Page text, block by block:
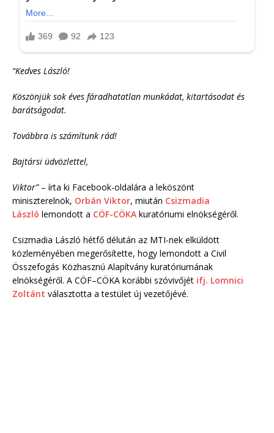
“Kedves László!
Köszönjük sok éves fáradhatatlan munkádat, kitartásodat és
barátságodat.
Továbbra is számítunk rád!
Bajtársi üdvözlettel,
Viktor”– írta ki Facebook-oldalára a leköszönt
miniszterelnök, Orbán Viktor, miután Csizmadia
László lemondott a CÖF-CÖKA kuratóriumi elnökségéről.
Csizmadia László hétfő délután az MTI-nek elküldött
közleményében megerősítette, hogy lemondott a Civil
Összefogás Közhasznú Alapítvány kuratóriumának
elnökségéről. A CÖF–CÖKA korábbi szóvivőjét ifj. Lomnici
Zoltánt választotta a testület új vezetőjévé.